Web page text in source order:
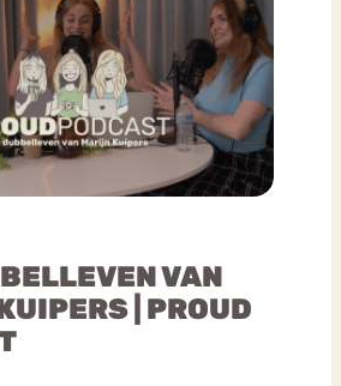
VAN
| PROUD